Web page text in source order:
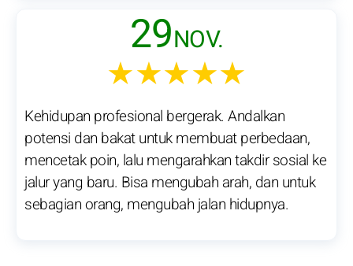
29NOV.
★★★★★
Kehidupan profesional bergerak. Andalkan
potensi dan bakat untuk membuat perbedaan,
mencetak poin, lalu mengarahkan takdir sosial ke
jalur yang baru. Bisa mengubah arah, dan untuk
sebagian orang, mengubah jalan hidupnya.